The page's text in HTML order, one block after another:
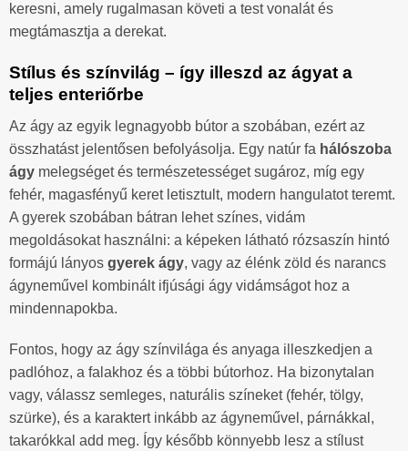
keresni, amely rugalmasan követi a test vonalát és
megtámasztja a derekat.
Stílus és színvilág – így illeszd az ágyat a
teljes enteriőrbe
Az ágy az egyik legnagyobb bútor a szobában, ezért az
összhatást jelentősen befolyásolja. Egy natúr fa hálószoba
ágy melegséget és természetességet sugároz, míg egy
fehér, magasfényű keret letisztult, modern hangulatot teremt.
A gyerek szobában bátran lehet színes, vidám
megoldásokat használni: a képeken látható rózsaszín hintó
formájú lányos gyerek ágy, vagy az élénk zöld és narancs
ágyneművel kombinált ifjúsági ágy vidámságot hoz a
mindennapokba.
Fontos, hogy az ágy színvilága és anyaga illeszkedjen a
padlóhoz, a falakhoz és a többi bútorhoz. Ha bizonytalan
vagy, válassz semleges, naturális színeket (fehér, tölgy,
szürke), és a karaktert inkább az ágyneművel, párnákkal,
takarókkal add meg. Így később könnyebb lesz a stílust